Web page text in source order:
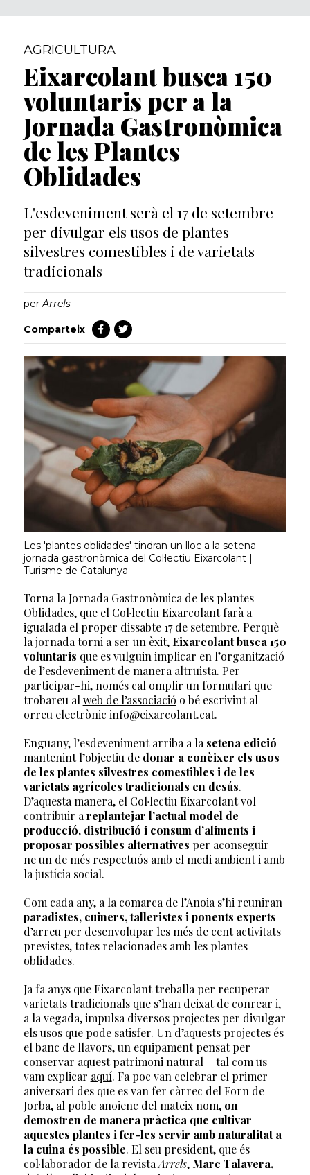
AGRICULTURA
Eixarcolant busca 150
voluntaris per a la
Jornada Gastronòmica
de les Plantes
Oblidades
L'esdeveniment serà el 17 de setembre
per divulgar els usos de plantes
silvestres comestibles i de varietats
tradicionals
perArrels
Comparteix
Les 'plantes oblidades' tindran un lloc a la setena
jornada gastronòmica del Col·lectiu Eixarcolant |
Turisme de Catalunya
Torna la Jornada Gastronòmica de les plantes
Oblidades, que el Col·lectiu Eixarcolant farà a
igualada el proper dissabte 17 de setembre. Perquè
la jornada torni a ser un èxit, Eixarcolant busca 150
voluntaris que es vulguin implicar en l’organització
de l’esdeveniment de manera altruista. Per
participar-hi, només cal omplir un formulari que
trobareu al web de l’associació o bé escrivint al
orreu electrònic info@eixarcolant.cat.
Enguany, l’esdeveniment arriba a la setena edició
mantenint l’objectiu de donar a conèixer els usos
de les plantes silvestres comestibles i de les
varietats agrícoles tradicionals en desús.
D’aquesta manera, el Col·lectiu Eixarcolant vol
contribuir a replantejar l’actual model de
producció, distribució i consum d’aliments i
proposar possibles alternatives per aconseguir-
ne un de més respectuós amb el medi ambient i amb
la justícia social.
Com cada any, a la comarca de l’Anoia s’hi reuniran
paradistes, cuiners, talleristes i ponents experts
d’arreu per desenvolupar les més de cent activitats
previstes, totes relacionades amb les plantes
oblidades.
Ja fa anys que Eixarcolant treballa per recuperar
varietats tradicionals que s’han deixat de conrear i,
a la vegada, impulsa diversos projectes per divulgar
els usos que pode satisfer. Un d’aquests projectes és
el banc de llavors, un equipament pensat per
conservar aquest patrimoni natural —tal com us
vam explicar aquí. Fa poc van celebrar el primer
aniversari des que es van fer càrrec del Forn de
Jorba, al poble anoienc del mateix nom, on
demostren de manera pràctica que cultivar
aquestes plantes i fer-les servir amb naturalitat a
la cuina és possible. El seu president, que és
col·laborador de la revista Arrels, Marc Talavera,